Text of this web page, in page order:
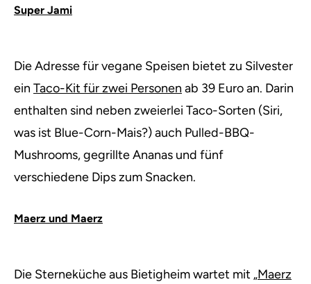
Super Jami
Die Adresse für vegane Speisen bietet zu Silvester
ein Taco-Kit für zwei Personen ab 39 Euro an. Darin
enthalten sind neben zweierlei Taco-Sorten (Siri,
was ist Blue-Corn-Mais?) auch Pulled-BBQ-
Mushrooms, gegrillte Ananas und fünf
verschiedene Dips zum Snacken.
Maerz und Maerz
Die Sterneküche aus Bietigheim wartet mit „Maerz